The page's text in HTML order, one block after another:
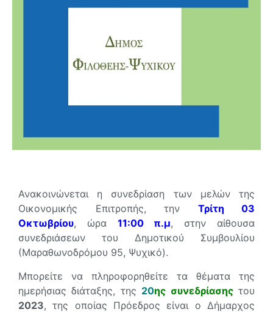
Ανακοινώνεται η συνεδρίαση των μελών της
Οικονομικής Επιτροπής, την Τρίτη 03
Οκτωβρίου, ώρα 11:00 π.μ, στην αίθουσα
συνεδριάσεων του Δημοτικού Συμβουλίου
(Μαραθωνοδρόμου 95, Ψυχικό).
Μπορείτε να πληροφορηθείτε τα θέματα της
ημερήσιας διάταξης, της 20ης συνεδρίασηςτου
2023, της οποίας Πρόεδρος είναι ο Δήμαρχος